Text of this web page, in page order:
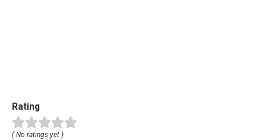
Rating
( No ratings yet )